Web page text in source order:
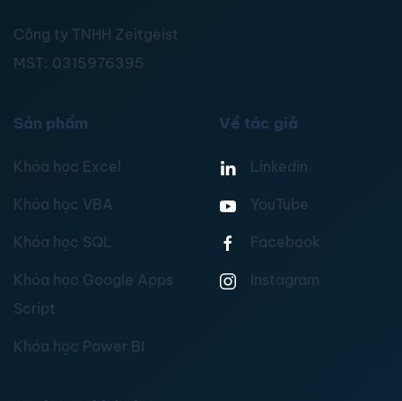
Công ty TNHH Zeitgeist
MST: 0315976395
Sản phẩm
Khóa học Excel
Khóa học VBA
Khóa học SQL
Khóa học Google Apps
Script
Khóa học Power BI
Về tác giả
Linkedin
YouTube
Facebook
Instagram